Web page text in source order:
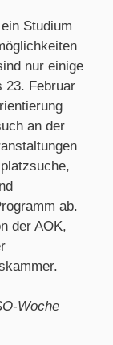
Studium
nur einige
23. Februar
an der
ab.
der AOK,
Woche